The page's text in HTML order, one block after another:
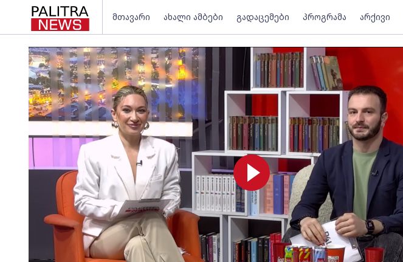
მთავარი ახალი ამბები გადაცემები პროგრამა არქივი